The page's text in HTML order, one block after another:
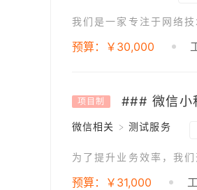
预算：￥30,000
项目制 ### 微信小
微信相关 > 测试服务
预算：￥31,000